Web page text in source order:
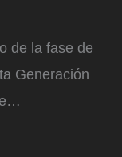
de la fase de
Generación